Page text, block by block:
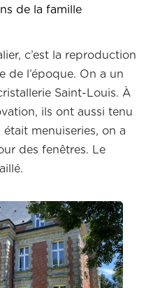
de la famille
c’est la reproduction
de l’époque. On a un
Saint-Louis. À
ils ont aussi tenu
menuiseries, on a
des fenêtres. Le